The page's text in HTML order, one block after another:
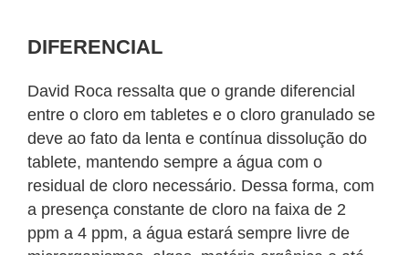
DIFERENCIAL
David Roca ressalta que o grande diferencial
entre o cloro em tabletes e o cloro granulado se
deve ao fato da lenta e contínua dissolução do
tablete, mantendo sempre a água com o
residual de cloro necessário. Dessa forma, com
a presença constante de cloro na faixa de 2
ppm a 4 ppm, a água estará sempre livre de